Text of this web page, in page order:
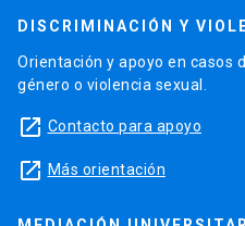
DISCRIMINACIÓN Y
Orientación y apoyo en casos
género o violencia sexual.
launch Contacto para apoyo
launch Más orientación